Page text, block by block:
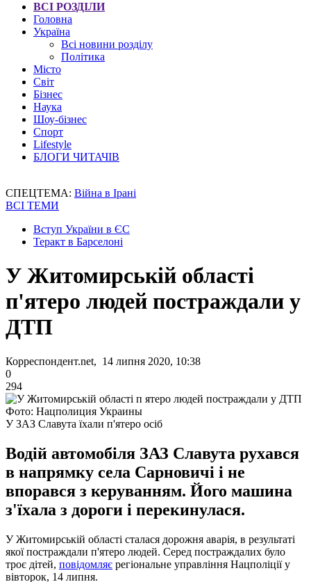
ВСІ РОЗДІЛИ
Головна
Україна
Всі новини розділу
Політика
Місто
Світ
Бізнес
Наука
Шоу-бізнес
Спорт
Lifestyle
БЛОГИ ЧИТАЧІВ
СПЕЦТЕМА: Війна в Ірані
ВСІ ТЕМИ
Вступ України в ЄС
Теракт в Барселоні
У Житомирській області
п'ятеро людей постраждали у
ДТП
Корреспондент.net, 14 липня 2020, 10:38
0
294
Фото: Нацполиция Украины
У ЗАЗ Славута їхали п'ятеро осіб
Водій автомобіля ЗАЗ Славута рухався
в напрямку села Сарновичі і не
впорався з керуванням. Його машина
з'їхала з дороги і перекинулася.
У Житомирській області сталася дорожня аварія, в результаті
якої постраждали п'ятеро людей. Серед постраждалих було
троє дітей, повідомляє регіональне управління Нацполіції у
вівторок, 14 липня.